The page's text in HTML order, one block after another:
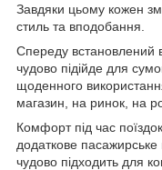
Завдяки цьому кожен
стиль та вподобання.
Спереду встановлений
чудово підійде для
щоденного
магазин, на ринок, на
Комфорт під час
додаткове
чудово підходить для